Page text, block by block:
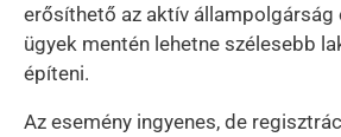
erősíthető az aktív állampolgárság
ügyek mentén lehetne szélesebb
építeni.
Az esemény ingyenes, de